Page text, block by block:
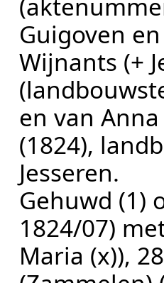
Guigoven
Wijnants (+
en van
(1824),
Jesseren.
Gehuwd (1)
1824/07)
Maria (x)),